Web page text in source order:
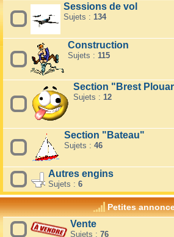
Sessions de vol
Sujets : 134
Construction
Sujets : 115
Section "Brest
Sujets : 12
Section "Bateau"
Sujets : 46
Autres engins
Sujets : 6
Petites
Vente
Sujets : 76